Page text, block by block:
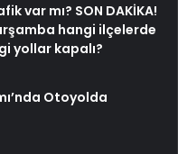
var mı? SON DAKİKA!
hangi ilçelerde
yollar kapalı?
Otoyolda